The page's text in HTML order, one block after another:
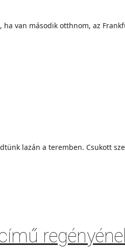
második otthnom, az
lazán a teremben. Csukott